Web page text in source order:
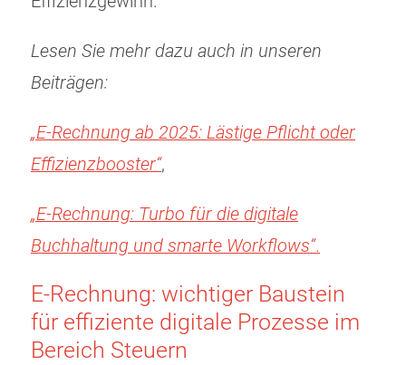
Lesen Sie mehr dazu auch in unseren
Beiträgen:
„E-Rechnung ab 2025: Lästige Pflicht oder
Effizienzbooster“,
„E-Rechnung: Turbo für die digitale
Buchhaltung und smarte Workflows“.
E-Rechnung: wichtiger Baustein
für effiziente digitale Prozesse im
Bereich Steuern